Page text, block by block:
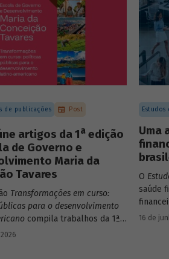
25 novos projetos.
de publicações Post
artigos da 1a edição
de Governo e
Maria da
Tavares
Transformações em curso:
para o desenvolvimento
compila trabalhos da 1ª
de Governo e
Estudos
Uma
O
saúde
16 de